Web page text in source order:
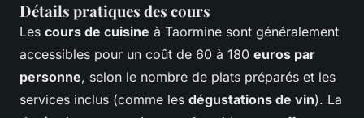
Détails pratiques des cours
Les cours de cuisine à Taormine sont généralement
accessibles pour un coût de 60 à 180 euros par
personne, selon le nombre de plats préparés et les
services inclus (comme les dégustations de vin). La